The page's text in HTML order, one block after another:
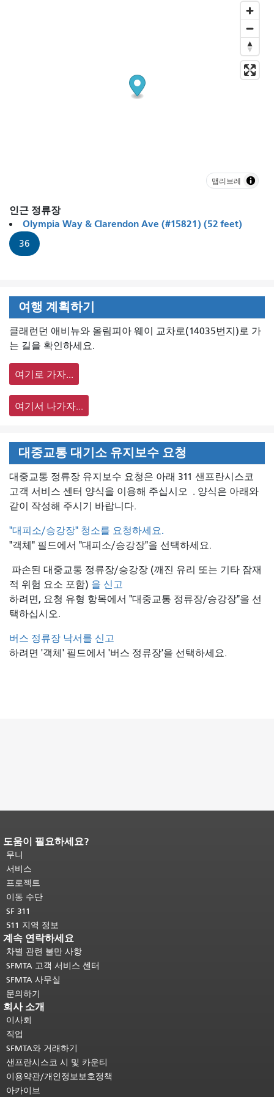
맵리브레
인근 정류장
Olympia Way & Clarendon Ave (#15821) (52 feet)
36
여행 계획하기
클래런던 애비뉴와 올림피아 웨이 교차로(14035번지)로 가
는 길을 확인하세요.
여기로 가자...
여기서 나가자...
대중교통 대기소 유지보수 요청
대중교통 정류장 유지보수 요청은 아래 311 샌프란시스코
고객 서비스 센터 양식을 이용해 주십시오 . 양식은 아래와
같이 작성해 주시기 바랍니다.
"대피소/승강장" 청소를 요청하세요.
"객체" 필드에서 "대피소/승강장"을 선택하세요.
파손된 대중교통 정류장/승강장 (깨진 유리 또는 기타 잠재
적 위험 요소 포함) 을 신고
하려면, 요청 유형 항목에서 "대중교통 정류장/승강장"을 선
택하십시오.
버스 정류장 낙서를 신고
하려면 '객체' 필드에서 '버스 정류장'을 선택하세요.
페이지 내용 끝입니다.이 페이지의 나
머지 내용은 모든 페이지에 반복됩니
다.메인 콘텐츠 상단으로 돌아가려면
여기를 클릭하십시오
도움이 필요하세요?
무니
서비스
프로젝트
이동 수단
SF 311
511 지역 정보
계속 연락하세요
차별 관련 불만 사항
SFMTA 고객 서비스 센터
SFMTA 사무실
문의하기
회사 소개
이사회
직업
SFMTA와 거래하기
샌프란시스코 시 및 카운티
이용약관/개인정보보호정책
아카이브